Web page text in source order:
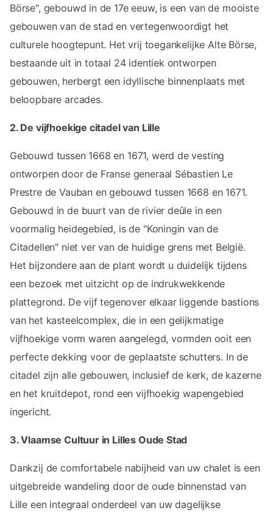
Börse", gebouwd in de 17e eeuw, is een van de mooiste
gebouwen van de stad en vertegenwoordigt het
culturele hoogtepunt. Het vrij toegankelijke Alte Börse,
bestaande uit in totaal 24 identiek ontworpen
gebouwen, herbergt een idyllische binnenplaats met
beloopbare arcades.
2. De vijfhoekige citadel van Lille
Gebouwd tussen 1668 en 1671, werd de vesting
ontworpen door de Franse generaal Sébastien Le
Prestre de Vauban en gebouwd tussen 1668 en 1671.
Gebouwd in de buurt van de rivier deûle in een
voormalig heidegebied, is de "Koningin van de
Citadellen" niet ver van de huidige grens met België.
Het bijzondere aan de plant wordt u duidelijk tijdens
een bezoek met uitzicht op de indrukwekkende
plattegrond. De vijf tegenover elkaar liggende bastions
van het kasteelcomplex, die in een gelijkmatige
vijfhoekige vorm waren aangelegd, vormden ooit een
perfecte dekking voor de geplaatste schutters. In de
citadel zijn alle gebouwen, inclusief de kerk, de kazerne
en het kruitdepot, rond een vijfhoekig wapengebied
ingericht.
3. Vlaamse Cultuur in Lilles Oude Stad
Dankzij de comfortabele nabijheid van uw chalet is een
uitgebreide wandeling door de oude binnenstad van
Lille een integraal onderdeel van uw dagelijkse